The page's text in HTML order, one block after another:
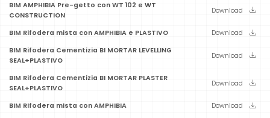
BIM AMPHIBIA Pre-getto con WT 102 e WT
CONSTRUCTION
Download
BIM Rifodera mista con AMPHIBIA e PLASTIVO
Download
BIM Rifodera Cementizia BI MORTAR LEVELLING
SEAL+PLASTIVO
Download
BIM Rifodera Cementizia BI MORTAR PLASTER
SEAL+PLASTIVO
Download
BIM Rifodera mista con AMPHIBIA
Download